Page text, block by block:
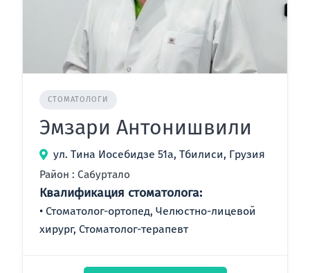
СТОМАТОЛОГИ
Эмзари Антонишвили
ул. Тина Иосебидзе 51а, Тбилиси, Грузия
Район : Сабуртало
Квалификация стоматолога:
Стоматолог-ортопед, Челюстно-лицевой
хирург, Стоматолог-терапевт